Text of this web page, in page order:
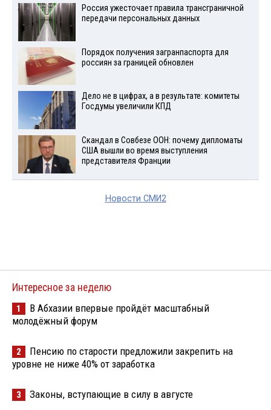
Россия ужесточает правила трансграничной
передачи персональных данных
Порядок получения загранпаспорта для
россиян за границей обновлен
Дело не в цифрах, а в результате: комитеты
Госдумы увеличили КПД
Скандал в Совбезе ООН: почему дипломаты
США вышли во время выступления
представителя Франции
Новости СМИ2
Интересное за неделю
1
В Абхазии впервые пройдёт масштабный
молодёжный форум
2
Пенсию по старости предложили закрепить на
уровне не ниже 40% от заработка
3 Законы, вступающие в силу в августе